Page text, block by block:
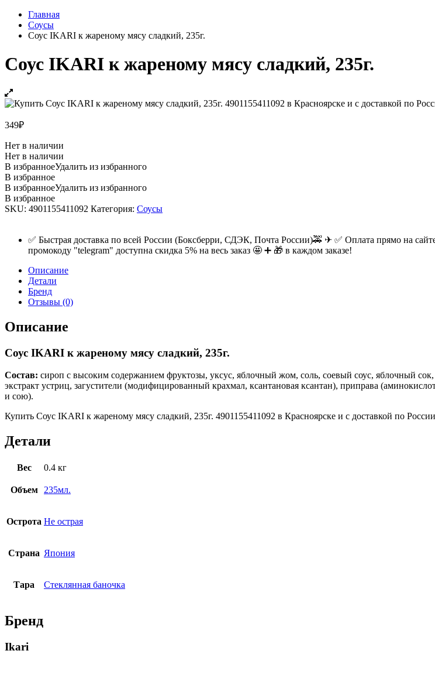
Главная
Соусы
Соус IKARI к жареному мясу сладкий, 235г.
Соус IKARI к жареному мясу сладкий, 235г.
349₽
Нет в наличии
Нет в наличии
В избранноеУдалить из избранного
В избранное
В избранноеУдалить из избранного
В избранное
SKU: 4901155411092 Категория: Соусы
✅ Быстрая доставка по всей России (Боксберри, СДЭК, Почта России)🚕 ✈ ✅ Оплата прямо на
промокоду "telegram" доступна скидка 5% на весь заказ 🤩 ➕ 🎁 в каждом заказе!
Описание
Детали
Бренд
Отзывы (0)
Описание
Соус IKARI к жареному мясу сладкий, 235г.
Состав: сироп с высоким содержанием фруктозы, уксус, яблочный жом, соль, соевый соус, яблочный
экстракт устриц, загустители (модифицированный крахмал, ксантановая ксантан), приправа
и сою).
Купить Соус IKARI к жареному мясу сладкий, 235г. 4901155411092 в Красноярске и с доставкой по
Детали
Вес 0.4 кг
Объем 235мл.
Острота Не острая
Страна Япония
Тара Стеклянная баночка
Бренд
Ikari